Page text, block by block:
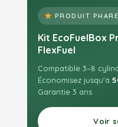
PRODUIT PHARE
Kit EcoFuelBox
FlexFuel
Compatible 3–8
Économisez jusqu'à
Garantie 3 ans
Voir